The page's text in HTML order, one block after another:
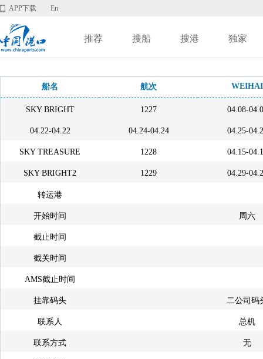
APP下载 En
推荐 搜船 搜港 独家
船名 航次 WEIHAI
SKY BRIGHT 1227 04.08-
04.22-04.22 04.24-04.24 04.25-
SKY TREASURE 1228 04.15-
SKY BRIGHT2 1229 04.29-
转运港
开始时间 周六
截止时间
截关时间
AMS截止时间
挂靠码头 二公司码
联系人 总机
联系方式 无